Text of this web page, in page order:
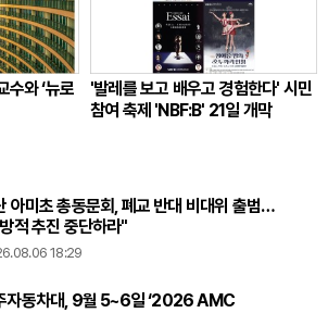
수와 ‘뉴로
'발레를 보고 배우고 경험한다' 시민
참여 축제 'NBF:B' 21일 개막
아미초 총동문회, 폐교 반대 비대위 출범…
적 추진 중단하라"
18:29
자동차대, 9월 5~6일 ‘2026 AMC